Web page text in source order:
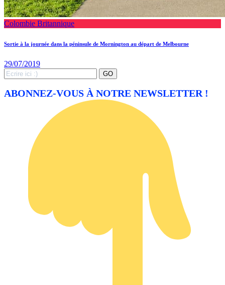
Colombie Britannique
Sortie à la journée dans la péninsule de Mornington au départ de Melbourne
29/07/2019
Search
for:
GO
ABONNEZ-VOUS À NOTRE NEWSLETTER !